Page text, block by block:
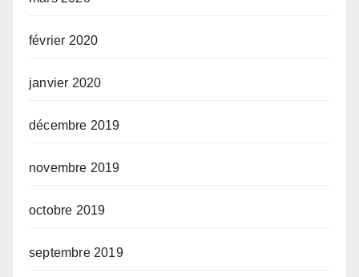
février 2020
janvier 2020
décembre 2019
novembre 2019
octobre 2019
septembre 2019